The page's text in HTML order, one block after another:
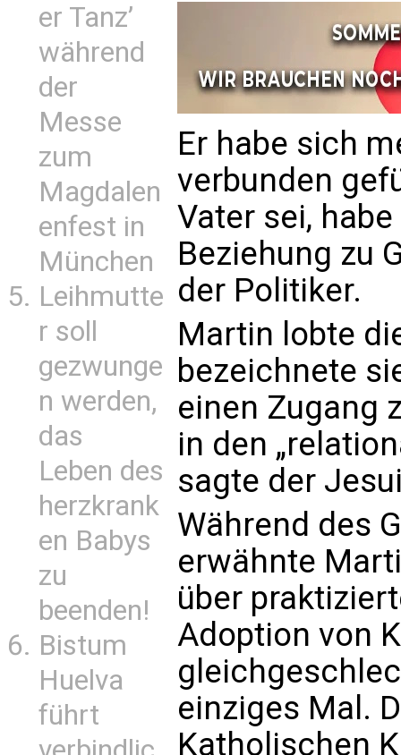
er Tanz’
während
der
Messe
zum
Magdalen
enfest in
München
Leihmutte
r soll
gezwunge
n werden,
das
Leben des
herzkrank
en Babys
zu
beenden!
Bistum
Huelva
führt
Er habe sich
verbunden
Vater sei,
Beziehung zu
der Politiker.
Martin lobte
bezeichnete
einen Zugang
in den
sagte der
Während des
erwähnte
über
Adoption von
einziges Mal.
Katholischen